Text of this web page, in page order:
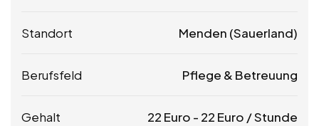
Standort Menden (Sauerland)
Berufsfeld Pflege & Betreuung
Gehalt 22 Euro - 22 Euro / Stunde